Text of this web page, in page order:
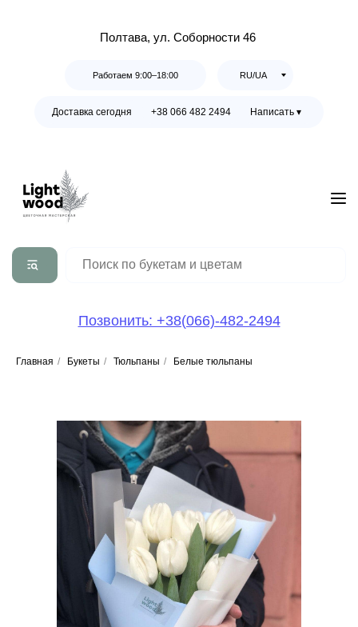
Полтава, ул. Соборности 46
RU/UA
Работаем 9:00–18:00
Доставка сегодня +38 066 482 2494 Написать ▾
Позвонить: +38(066)-482-2494
Главная / Букеты / Тюльпаны / Белые тюльпаны